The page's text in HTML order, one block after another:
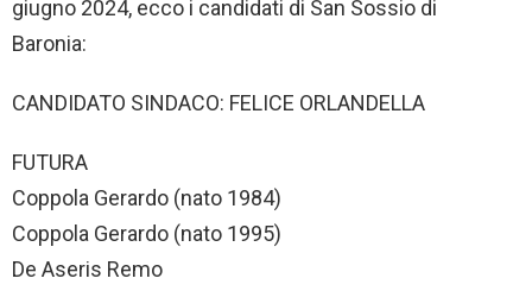
giugno 2024, ecco i candidati di San Sossio di
Baronia:
CANDIDATO SINDACO: FELICE ORLANDELLA
FUTURA
Coppola Gerardo (nato 1984)
Coppola Gerardo (nato 1995)
De Aseris Remo